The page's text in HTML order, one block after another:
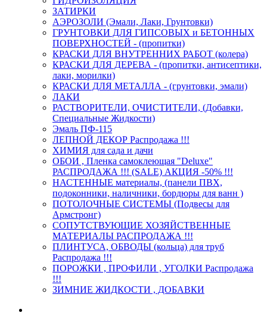
ЗАТИРКИ
АЭРОЗОЛИ (Эмали, Лаки, Грунтовки)
ГРУНТОВКИ ДЛЯ ГИПСОВЫХ и БЕТОННЫХ
ПОВЕРХНОСТЕЙ - (пропитки)
КРАСКИ ДЛЯ ВНУТРЕННИХ РАБОТ (колера)
КРАСКИ ДЛЯ ДЕРЕВА - (пропитки, антисептики,
лаки, морилки)
КРАСКИ ДЛЯ МЕТАЛЛА - (грунтовки, эмали)
ЛАКИ
РАСТВОРИТЕЛИ, ОЧИСТИТЕЛИ, (Добавки,
Специальные Жидкости)
Эмаль ПФ-115
ЛЕПНОЙ ДЕКОР Распродажа !!!
ХИМИЯ для сада и дачи
ОБОИ , Пленка самоклеющая "Deluxe"
РАСПРОДАЖА !!! (SALE) АКЦИЯ -50% !!!
НАСТЕННЫЕ материалы, (панели ПВХ,
подоконники, наличники, бордюры для ванн )
ПОТОЛОЧНЫЕ СИСТЕМЫ (Подвесы для
Армстронг)
СОПУТСТВУЮЩИЕ ХОЗЯЙСТВЕННЫЕ
МАТЕРИАЛЫ РАСПРОДАЖА !!!
ПЛИНТУСА, ОБВОДЫ (кольца) для труб
Распродажа !!!
ПОРОЖКИ , ПРОФИЛИ , УГОЛКИ Распродажа
!!!
ЗИМНИЕ ЖИДКОСТИ , ДОБАВКИ